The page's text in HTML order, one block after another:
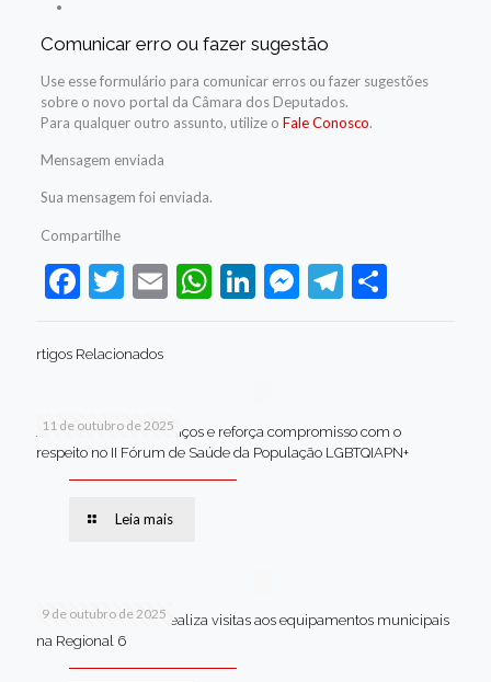
Comunicar erro ou fazer sugestão
Use esse formulário para comunicar erros ou fazer sugestões
sobre o novo portal da Câmara dos Deputados.
Para qualquer outro assunto, utilize o Fale Conosco.
Mensagem enviada
Sua mensagem foi enviada.
Compartilhe
Facebook
Twitter
EmailWhatsApp
LinkedIn
Messenger
Telegram
Share
rtigos Relacionados
11 de outubro de 2025
Jaboatão celebra avanços e reforça compromisso com o
respeito no II Fórum de Saúde da População LGBTQIAPN+
Leia mais
9 de outubro de 2025
Van dos secretários realiza visitas aos equipamentos municipais
na Regional 6